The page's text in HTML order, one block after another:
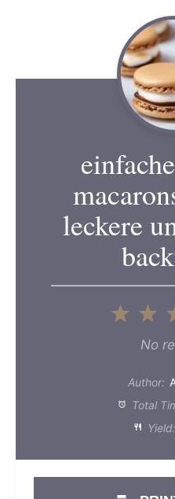
leckere
2
1
Star
No
Author:
Total
Yield: